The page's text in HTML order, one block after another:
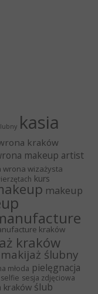
kasia
kraków
makeup artist
wrona wizażysta
kurs
makeup
kraków
kraków
makijaż ślubny
młoda pielęgnacja
selfie sesja zdjęciowa
kraków ślub